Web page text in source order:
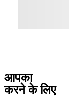
आपका
करने के लिए